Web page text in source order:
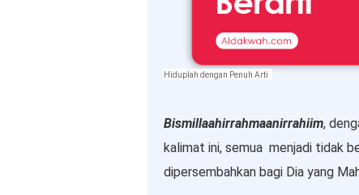
Hiduplah dengan Penuh Arti
Bismillaahirrahmaanirrahiim,
kalimat ini, semua menjadi tidak
dipersembahkan bagi Dia yang